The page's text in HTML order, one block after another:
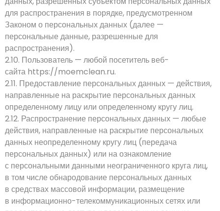
для распространения в порядке, предусмотренном
Законом о персональных данных (далее —
персональные данные, разрешенные для
распространения).
2.10. Пользователь — любой посетитель веб-
сайта https://moemclean.ru.
2.11. Предоставление персональных данных — действия,
направленные на раскрытие персональных данных
определенному лицу или определенному кругу лиц.
2.12. Распространение персональных данных — любые
действия, направленные на раскрытие персональных
данных неопределенному кругу лиц (передача
персональных данных) или на ознакомление
с персональными данными неограниченного круга лиц,
в том числе обнародование персональных данных
в средствах массовой информации, размещение
в информационно-телекоммуникационных сетях или